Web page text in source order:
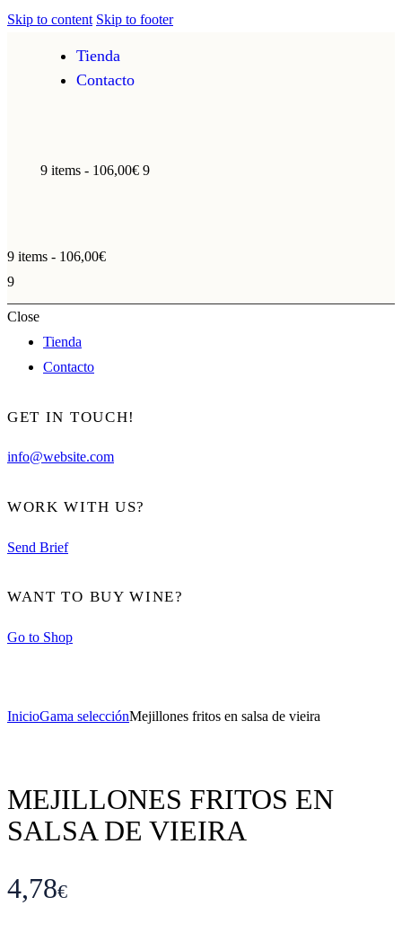
Skip to content Skip to footer
Tienda
Contacto
9 items - 106,00€ 9
9 items - 106,00€
9
Close
Tienda
Contacto
GET IN TOUCH!
info@website.com
WORK WITH US?
Send Brief
WANT TO BUY WINE?
Go to Shop
InicioGama selecciónMejillones fritos en salsa de vieira
MEJILLONES FRITOS EN
SALSA DE VIEIRA
4,78€